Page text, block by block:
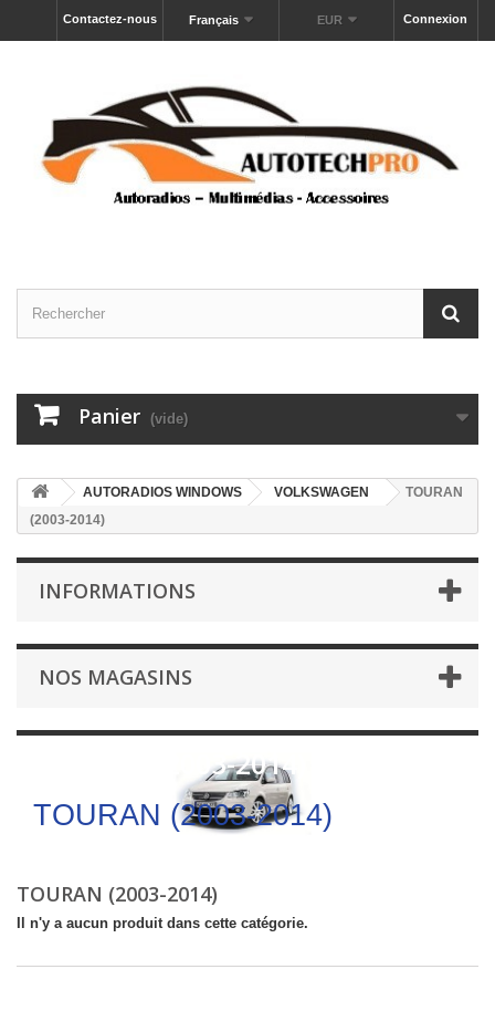
Connexion
EUR
Français
Contactez-nous
Panier (vide)
AUTORADIOS WINDOWS VOLKSWAGEN
TOURAN
(2003-2014)
INFORMATIONS
NOS MAGASINS
TOURAN (2003-2014)
TOURAN (2003-2014)
TOURAN (2003-2014)
Il n'y a aucun produit dans cette catégorie.